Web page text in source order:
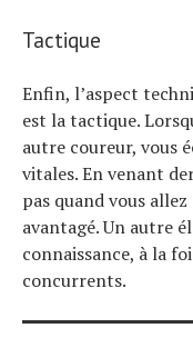
Tactique
Enfin, l’aspect
est la tactique.
autre coureur, vous
vitales. En venant
pas quand vous
avantagé. Un autre
connaissance, à la
concurrents.